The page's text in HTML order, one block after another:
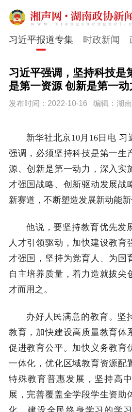
习近平报道专集 时政新闻
习近平强调，坚持科技是
是第一资源 创新是第一动
发布时间：2022-10-16 编辑：湖
新华社北京10月16日电 习
强调，必须坚持科技是第一生
源、创新是第一动力，深入实
才强国战略、创新驱动发展战
新赛道，不断塑造发展新动能新
他说，要坚持教育优先发
人才引领驱动，加快建设教育
才强国，坚持为党育人、为国
自主培养质量，着力造就拔尖
才而用之。
办好人民满意的教育。坚
教育，加快建设高质量教育体
促进教育公平。加快义务教育
一体化，优化区域教育资源配
特殊教育普惠发展，坚持高
展，完善覆盖全学段学生资助
化，建设全民终身学习的学